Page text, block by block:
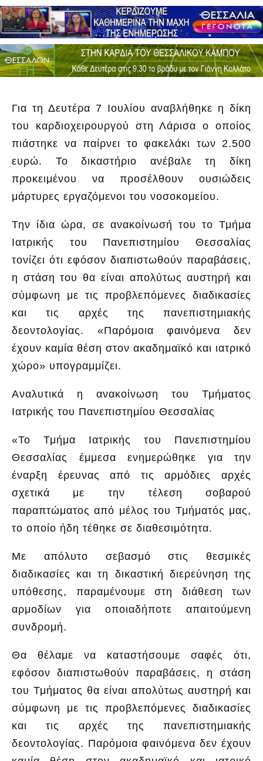
Για τη Δευτέρα 7 Ιουλίου αναβλήθηκε η δίκη
του καρδιοχειρουργού στη Λάρισα ο οποίος
πιάστηκε να παίρνει το φακελάκι των 2.500
ευρώ. Το δικαστήριο ανέβαλε τη δίκη
προκειμένου να προσέλθουν ουσιώδεις
μάρτυρες εργαζόμενοι του νοσοκομείου.
Την ίδια ώρα, σε ανακοίνωσή του το Τμήμα
Ιατρικής του Πανεπιστημίου Θεσσαλίας
τονίζει ότι εφόσον διαπιστωθούν παραβάσεις,
η στάση του θα είναι απολύτως αυστηρή και
σύμφωνη με τις προβλεπόμενες διαδικασίες
και τις αρχές της πανεπιστημιακής
δεοντολογίας. «Παρόμοια φαινόμενα δεν
έχουν καμία θέση στον ακαδημαϊκό και ιατρικό
χώρο» υπογραμμίζει.
Αναλυτικά η ανακοίνωση του Τμήματος
Ιατρικής του Πανεπιστημίου Θεσσαλίας
«Το Τμήμα Ιατρικής του Πανεπιστημίου
Θεσσαλίας έμμεσα ενημερώθηκε για την
έναρξη έρευνας από τις αρμόδιες αρχές
σχετικά με την τέλεση σοβαρού
παραπτώματος από μέλος του Τμήματός μας,
το οποίο ήδη τέθηκε σε διαθεσιμότητα.
Με απόλυτο σεβασμό στις θεσμικές
διαδικασίες και τη δικαστική διερεύνηση της
υπόθεσης, παραμένουμε στη διάθεση των
αρμοδίων για οποιαδήποτε απαιτούμενη
συνδρομή.
Θα θέλαμε να καταστήσουμε σαφές ότι,
εφόσον διαπιστωθούν παραβάσεις, η στάση
του Τμήματος θα είναι απολύτως αυστηρή και
σύμφωνη με τις προβλεπόμενες διαδικασίες
και τις αρχές της πανεπιστημιακής
δεοντολογίας. Παρόμοια φαινόμενα δεν έχουν